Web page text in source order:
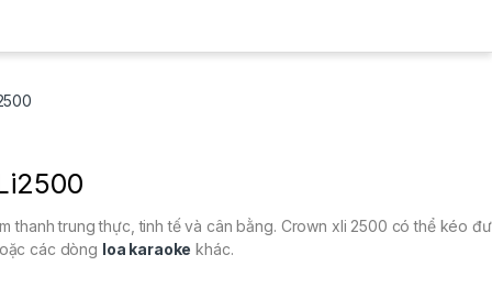
thanh trung thực, tinh tế và cân bằng. Crown xli 2500 có thể kéo
các dòng loa karaoke khác.